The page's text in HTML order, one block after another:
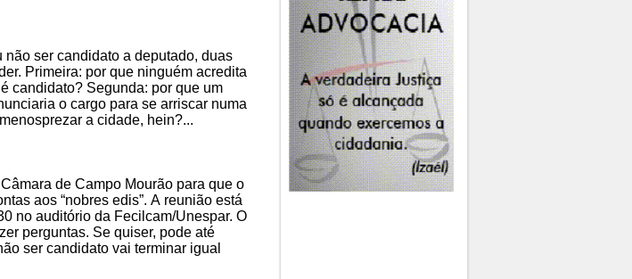
não ser candidato a deputado, duas
Primeira: por que ninguém acredita
candidato? Segunda: por que um
o cargo para se arriscar numa
a cidade, hein?...
de Campo Mourão para que o
aos “nobres edis”. A reunião está
no auditório da Fecilcam/Unespar. O
perguntas. Se quiser, pode até
ser candidato vai terminar igual